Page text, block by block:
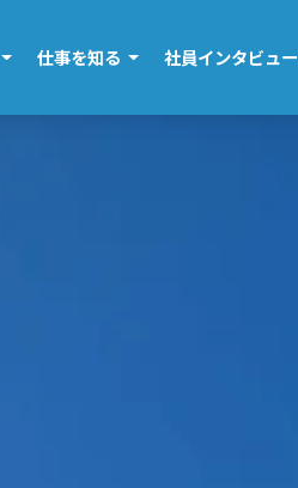
仕事を知る 社員インタビュー